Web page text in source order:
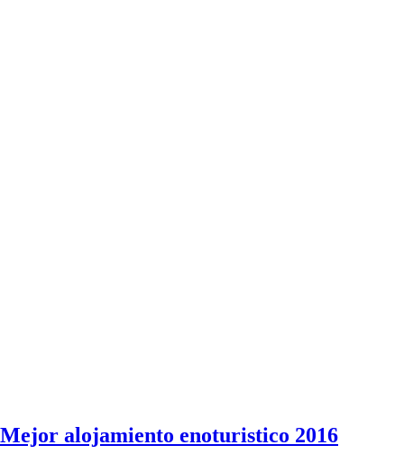
Mejor alojamiento enoturistico 2016